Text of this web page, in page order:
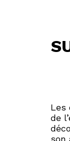
Les
de
son